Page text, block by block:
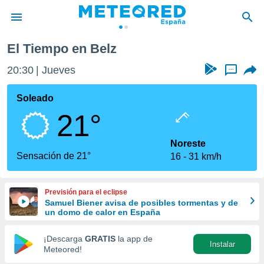
de
por
que se
calidad.
a este
las
y
forma
digital
basada
El Tiempo en Belz
20:30 Jueves ...
Soleado
21°
Sensación de 21°
Noreste
16
31 km/h
Previsión para el eclipse
Samuel Biener avisa de posibles tormentas y de
un domo de calor en España
¡Descarga GRATIS la app de
Meteored!
Instalar